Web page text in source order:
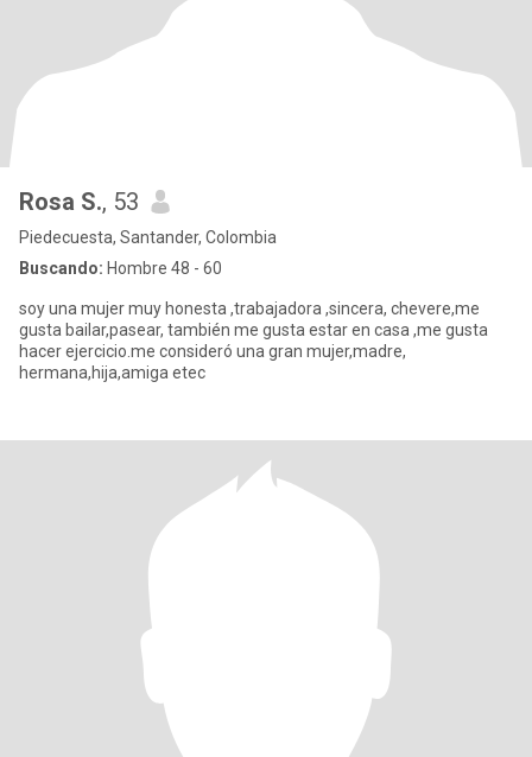
Rosa S., 53
Piedecuesta, Santander, Colombia
Buscando: Hombre 48 - 60
soy una mujer muy honesta ,trabajadora ,sincera, chevere,me
gusta bailar,pasear, también me gusta estar en casa ,me gusta
hacer ejercicio.me consideró una gran mujer,madre,
hermana,hija,amiga etec